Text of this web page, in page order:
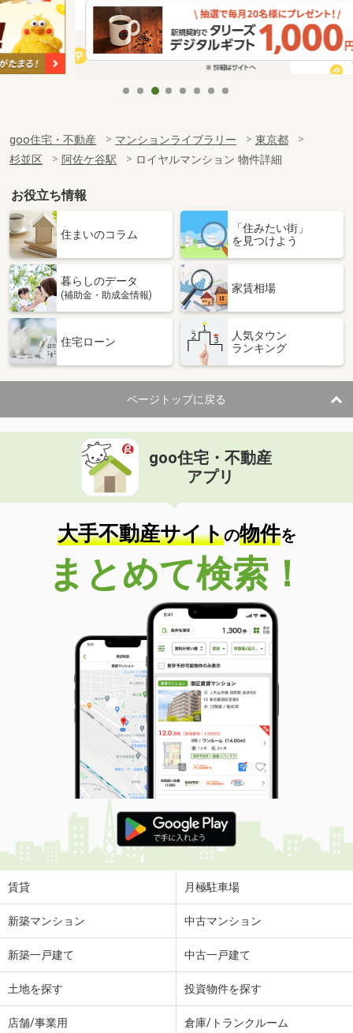
goo住宅・不動産 マンションライブラリー
東京都
杉並区
阿佐ケ谷駅 ロイヤルマンション 物件詳細
お役立ち情報
住まいのコラム
「住みたい街」
を見つけよう
暮らしのデータ
(補助金・助成金情報)
家賃相場
住宅ローン
人気タウン
ランキング
ページトップに戻る
goo住宅・不動産
アプリ
大手不動産サイトの物件を
まとめて検索！
賃貸 月極駐車場
新築マンション 中古マンション
新築一戸建て 中古一戸建て
土地を探す 投資物件を探す
店舗/事業用 倉庫/トランクルーム